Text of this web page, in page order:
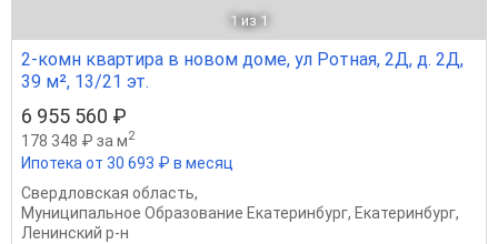
1 из 1
2-комн квартира в новом доме, ул Ротная, 2Д, д. 2Д,
39 м², 13/21 эт.
6 955 560 ₽
178 348 ₽ за м2
Ипотека от 30 693 ₽ в месяц
Свердловская область,
Муниципальное Образование Екатеринбург, Екатеринбург,
Ленинский р-н